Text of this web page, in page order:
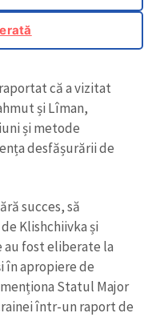
că a vizitat
și Lîman,
și metode
desfășurării de
succes, să
Klishchiivka și
au fost eliberate la
apropiere de
Statul Major
într-un raport de